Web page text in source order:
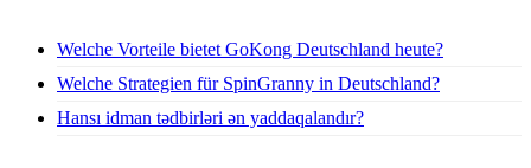
Welche Vorteile bietet GoKong Deutschland heute?
Welche Strategien für SpinGranny in Deutschland?
Hansı idman tədbirləri ən yaddaqalandır?